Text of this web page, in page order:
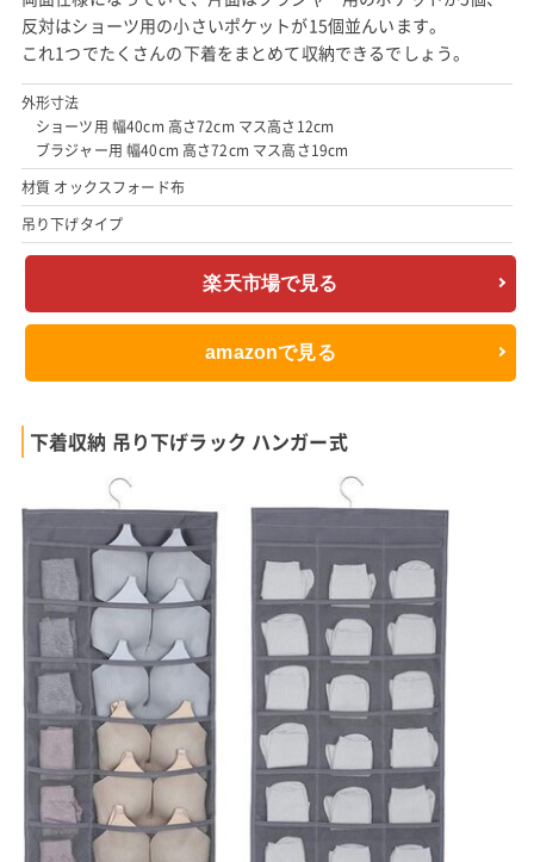
反対はショーツ用の小さいポケットが15個並んいます。
これ1つでたくさんの下着をまとめて収納できるでしょう。
外形寸法
ショーツ用 幅40cm 高さ72cm マス高さ12cm
ブラジャー用 幅40cm 高さ72cm マス高さ19cm
材質 オックスフォード布
吊り下げタイプ
楽天市場で見る
amazonで見る
下着収納 吊り下げラック ハンガー式